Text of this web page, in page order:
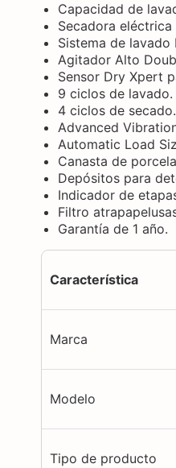
Capacidad de
Secadora eléctrica
Sistema de
Agitador Alto
Sensor Dry Xpert
9 ciclos de lavado.
4 ciclos de secado.
Advanced
Automatic Load
Canasta de
Depósitos para
Indicador de
Filtro
Garantía de 1 año.
Característica
Marca
Modelo
Tipo de producto